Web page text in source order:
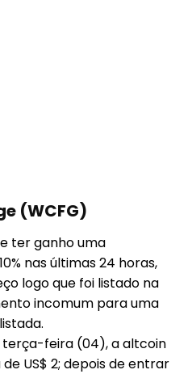
(WCFG)
ter ganho uma
nas últimas 24 horas,
logo que foi listado na
incomum para uma
terça-feira (04), a altcoin
US$ 2; depois de entrar